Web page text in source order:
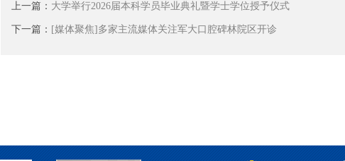
上一篇： 大学举行2026届本科学员毕业典礼暨学士学位授予仪式
下一篇： [媒体聚焦]多家主流媒体关注军大口腔碑林院区开诊